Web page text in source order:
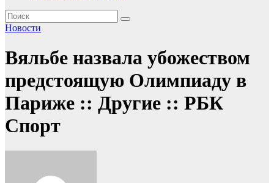
Новости
Вяльбе назвала убожеством
предстоящую Олимпиаду в
Париже :: Другие :: РБК
Спорт